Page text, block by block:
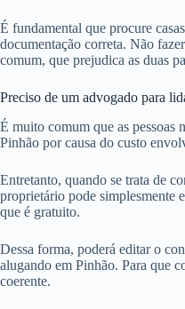
É fundamental que procure
documentação correta. Não
comum, que prejudica as duas
Preciso de um advogado para
É muito comum que as pessoas
Pinhão por causa do custo
Entretanto, quando se trata de
proprietário pode simplesmente
que é gratuito.
Dessa forma, poderá editar o
alugando em Pinhão. Para que
coerente.